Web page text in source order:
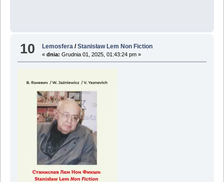
10 Lemosfera /Stanisław Lem Non Fiction
«dnia: Grudnia 01, 2025, 01:43:24 pm »